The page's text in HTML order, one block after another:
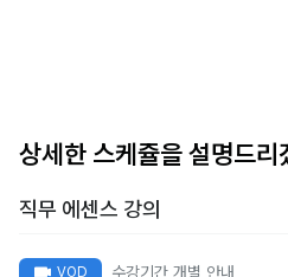
상세한 스케쥴을 설명드리
직무 에센스 강의
VOD 수강기간 개별 안내